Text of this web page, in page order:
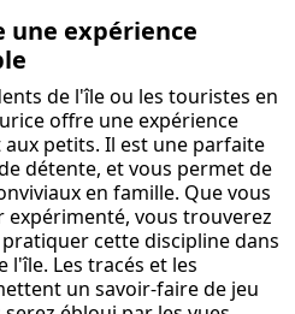
une expérience
de l'île ou les touristes en
offre une expérience
petits. Il est une parfaite
détente, et vous permet de
en famille. Que vous
vous trouverez
cette discipline dans
l'île. Les tracés et les
un savoir-faire de jeu